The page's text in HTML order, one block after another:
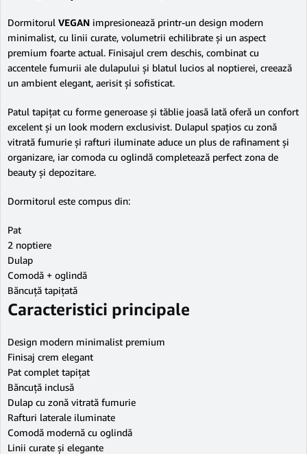
Dormitorul VEGAN impresionează printr-un design modern
minimalist, cu linii curate, volumetrii echilibrate și un aspect
premium foarte actual. Finisajul crem deschis, combinat cu
accentele fumurii ale dulapului și blatul lucios al noptierei, creează
un ambient elegant, aerisit și sofisticat.
Patul tapițat cu forme generoase și tăblie joasă lată oferă un confort
excelent și un look modern exclusivist. Dulapul spațios cu zonă
vitrată fumurie și rafturi iluminate aduce un plus de rafinament și
organizare, iar comoda cu oglindă completează perfect zona de
beauty și depozitare.
Dormitorul este compus din:
Pat
2 noptiere
Dulap
Comodă + oglindă
Băncuță tapițată
Caracteristici principale
Design modern minimalist premium
Finisaj crem elegant
Pat complet tapițat
Băncuță inclusă
Dulap cu zonă vitrată fumurie
Rafturi laterale iluminate
Comodă modernă cu oglindă
Linii curate și elegante